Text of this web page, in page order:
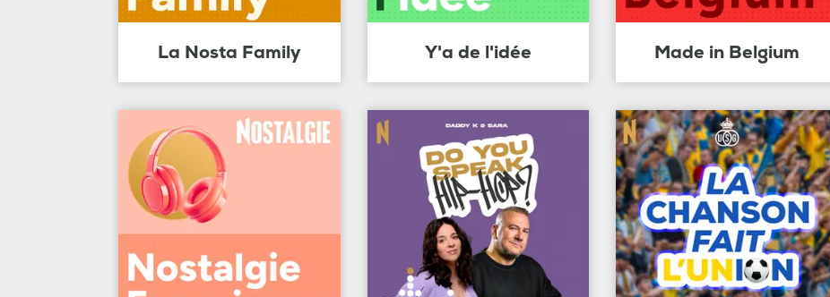
La Nosta Family Y'a de l'idée Made in Belgium